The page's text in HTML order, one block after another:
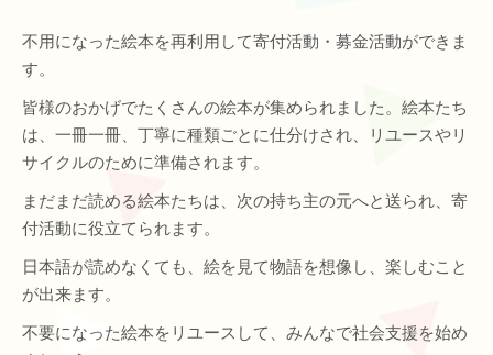
不用になった絵本を再利用して寄付活動・募金活動ができま
す。
皆様のおかげでたくさんの絵本が集められました。絵本たち
は、一冊一冊、丁寧に種類ごとに仕分けされ、リユースやリ
サイクルのために準備されます。
まだまだ読める絵本たちは、次の持ち主の元へと送られ、寄
付活動に役立てられます。
日本語が読めなくても、絵を見て物語を想像し、楽しむこと
が出来ます。
不要になった絵本をリユースして、みんなで社会支援を始め